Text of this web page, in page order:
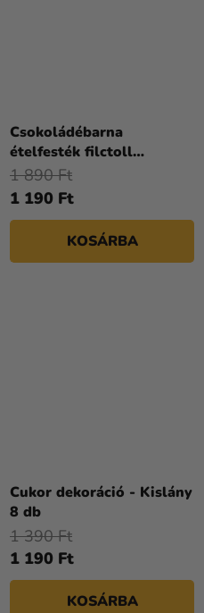
Csokoládébarna
ételfesték filctoll
Chocolate Brown
1 190 Ft
1 890 Ft
KOSÁRBA
Cukor dekoráció - Kislány
8 db
1 190 Ft
1 390 Ft
KOSÁRBA